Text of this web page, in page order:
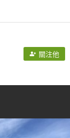
關注他